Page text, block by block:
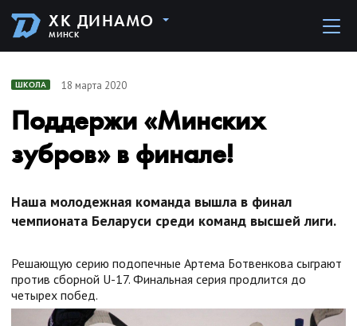
ХК ДИНАМО
МИНСК
ШКОЛА 18 марта 2020
Поддержи «Минских
зубров» в финале!
Наша молодежная команда вышла в финал
чемпионата Беларуси среди команд высшей лиги.
Решающую серию подопечные Артема Ботвенкова сыграют
против сборной U-17. Финальная серия продлится до
четырех побед.